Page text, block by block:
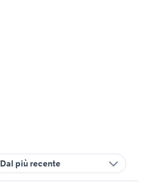
Dal più recente